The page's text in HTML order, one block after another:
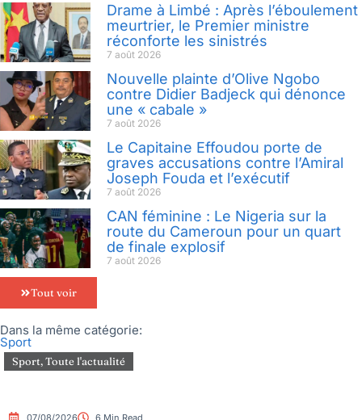
Drame à Limbé : Après l’éboulement
meurtrier, le Premier ministre
réconforte les sinistrés
7 août 2026
Nouvelle plainte d’Olive Ngobo
contre Didier Badjeck qui dénonce
une « cabale »
7 août 2026
Le Capitaine Effoudou porte de
graves accusations contre l’Amiral
Joseph Fouda et l’exécutif
7 août 2026
CAN féminine : Le Nigeria sur la
route du Cameroun pour un quart
de finale explosif
7 août 2026
Tout voir
Dans la même catégorie:
Sport
Sport,Toute l'actualité
07/08/2026 6 Min Read